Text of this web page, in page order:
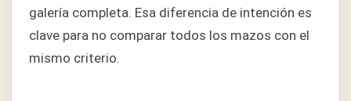
galería completa. Esa diferencia de intención es
clave para no comparar todos los mazos con el
mismo criterio.